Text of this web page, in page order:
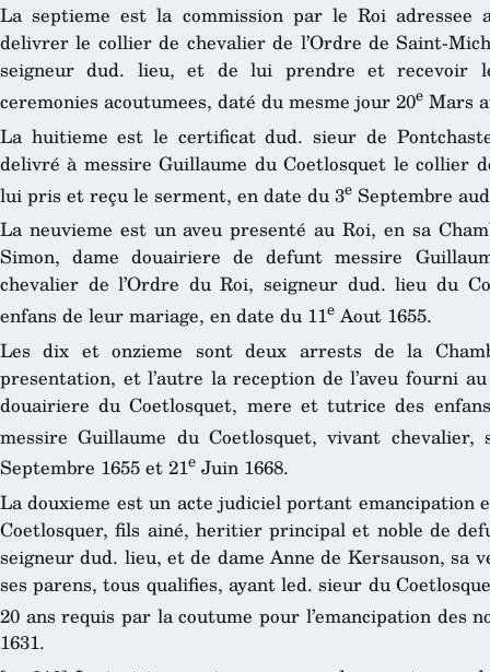
La septieme est la commission par le Roi adressee
delivrer le collier de chevalier de l’Ordre de Saint-
seigneur dud. lieu, et de lui prendre et recevoir
ceremonies acoutumees, daté du mesme jour 20e Mars
La huitieme est le certificat dud. sieur de
delivré à messire Guillaume du Coetlosquet le collier
lui pris et reçu le serment, en date du 3e Septembre
La neuvieme est un aveu presenté au Roi, en sa
Simon, dame douairiere de defunt messire
chevalier de l’Ordre du Roi, seigneur dud. lieu du
enfans de leur mariage, en date du 11eAout 1655.
Les dix et onzieme sont deux arrests de la
presentation, et l’autre la reception de l’aveu fourni
douairiere du Coetlosquet, mere et tutrice des
messire Guillaume du Coetlosquet, vivant
Septembre 1655 et 21e Juin 1668.
La douxieme est un acte judiciel portant emancipation
Coetlosquer, fils ainé, heritier principal et noble de
seigneur dud. lieu, et de dame Anne de Kersauson, sa
ses parens, tous qualifies, ayant led. sieur du
20 ans requis par la coutume pour l’emancipation des
1631.